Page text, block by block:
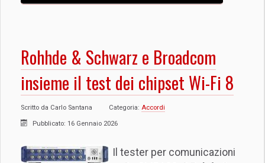
Rohhde & Schwarz e Broadcom
insieme il test dei chipset Wi-Fi 8
Scritto da Carlo Santana Categoria: Accordi
Pubblicato: 16 Gennaio 2026
Il tester per comunicazioni